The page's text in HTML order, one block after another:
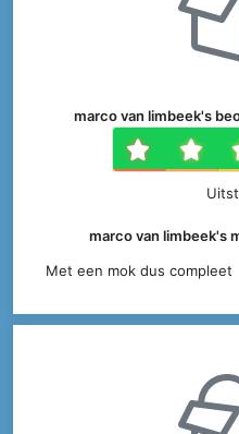
marco van limbeek's
1
marco van limbeek's
Met een mok dus compleet